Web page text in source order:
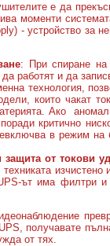
е да
моменти
- устройство за
: При спиране на
работят и да
технология,
които чакат
Ако
критично
в режим
от токови
ът има филтри
получавате
от тях.